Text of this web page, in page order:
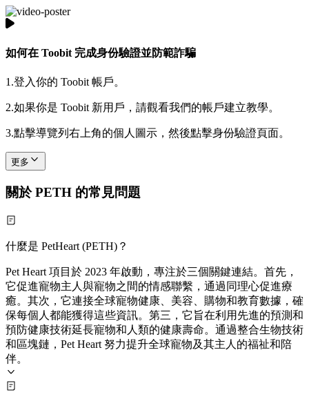
如何在 Toobit 完成身份驗證並防範詐騙
1.登入你的 Toobit 帳戶。
2.如果你是 Toobit 新用戶，請觀看我們的帳戶建立教學。
3.點擊導覽列右上角的個人圖示，然後點擊身份驗證頁面。
更多
關於 PETH 的常見問題
什麼是 PetHeart (PETH)？
Pet Heart 項目於 2023 年啟動，專注於三個關鍵連結。首先，
它促進寵物主人與寵物之間的情感聯繫，通過同理心促進療
癒。其次，它連接全球寵物健康、美容、購物和教育數據，確
保每個人都能獲得這些資訊。第三，它旨在利用先進的預測和
預防健康技術延長寵物和人類的健康壽命。通過整合生物技術
和區塊鏈，Pet Heart 努力提升全球寵物及其主人的福祉和陪
伴。